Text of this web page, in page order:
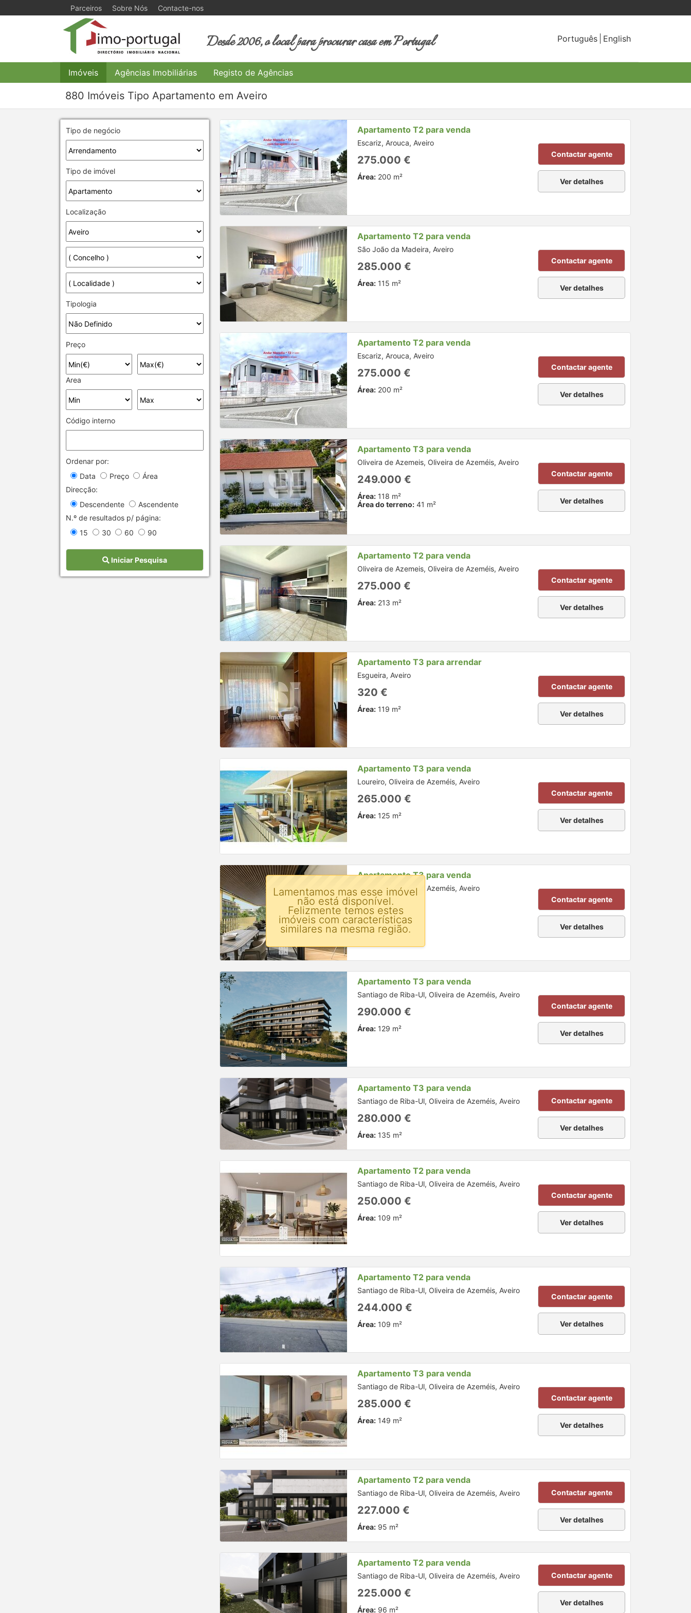
Parceiros Sobre Nós Contacte-nos
Desde 2006, o local para procurar casa em Portugal Português English
Imóveis Agências Imobiliárias Registo de Agências
880 Imóveis Tipo Apartamento em Aveiro
Tipo de negócio
Tipo de imóvel
Localização
Tipologia
Preço
Area
Código interno
Ordenar por:
Data
Preço
Área
Direcção:
Descendente
Ascendente
N.º de resultados p/ página:
15
30 60 90
Iniciar Pesquisa
Apartamento T2 para venda
Escariz, Arouca, Aveiro
275.000 €
Área: 200 m²
Contactar agente
Ver detalhes
Apartamento T2 para venda
São João da Madeira, Aveiro
285.000 €
Área: 115 m²
Contactar agente
Ver detalhes
Apartamento T2 para venda
Escariz, Arouca, Aveiro
275.000 €
Área: 200 m²
Contactar agente
Ver detalhes
Apartamento T3 para venda
Oliveira de Azemeis, Oliveira de Azeméis, Aveiro
249.000 €
Área: 118 m²
Área do terreno: 41 m²
Contactar agente
Ver detalhes
Apartamento T2 para venda
Oliveira de Azemeis, Oliveira de Azeméis, Aveiro
275.000 €
Área: 213 m²
Contactar agente
Ver detalhes
Apartamento T3 para arrendar
Esgueira, Aveiro
320 €
Área: 119 m²
Contactar agente
Ver detalhes
Apartamento T3 para venda
Loureiro, Oliveira de Azeméis, Aveiro
265.000 €
Área: 125 m²
Contactar agente
Ver detalhes
Apartamento T3 para venda
Loureiro, Oliveira de Azeméis, Aveiro
280.000 €
Área:138 m²
Contactar agente
Ver detalhes
Apartamento T3 para venda
Santiago de Riba-Ul, Oliveira de Azeméis, Aveiro
290.000 €
Área: 129 m²
Contactar agente
Ver detalhes
Apartamento T3 para venda
Santiago de Riba-Ul, Oliveira de Azeméis, Aveiro
280.000 €
Área: 135 m²
Contactar agente
Ver detalhes
Apartamento T2 para venda
Santiago de Riba-Ul, Oliveira de Azeméis, Aveiro
250.000 €
Área: 109 m²
Contactar agente
Ver detalhes
Apartamento T2 para venda
Santiago de Riba-Ul, Oliveira de Azeméis, Aveiro
244.000 €
Área: 109 m²
Contactar agente
Ver detalhes
Apartamento T3 para venda
Santiago de Riba-Ul, Oliveira de Azeméis, Aveiro
285.000 €
Área: 149 m²
Contactar agente
Ver detalhes
Apartamento T2 para venda
Santiago de Riba-Ul, Oliveira de Azeméis, Aveiro
227.000 €
Área: 95 m²
Contactar agente
Ver detalhes
Apartamento T2 para venda
Santiago de Riba-Ul, Oliveira de Azeméis, Aveiro
225.000 €
Área: 96 m²
Contactar agente
Ver detalhes
Lamentamos mas esse imóvel
não está disponível.
Felizmente temos estes
imóveis com características
similares na mesma região.